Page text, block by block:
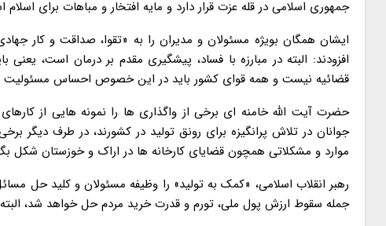
جمهوری اسلامی در قله عزت قرار دارد و مایه افتخار و مباهات برای
ایشان همگان بویژه مسئولان و مدیران را به «تقوا، صداقت و کار
افزودند: البته در مبارزه با فساد، پیشگیری مقدم بر درمان است،
قضائیه نیست و همه قوای کشور باید در این خصوص احساس مسئولیت
حضرت آیت الله خامنه ای برخی از واگذاری ها را نمونه هایی از
جوانان در تلاش پرانگیزه برای رونق تولید در کشورند، در طرف دیگر
موارد و مشکلاتی همچون قضایای کارخانه ها در اراک و خوزستان شکل
رهبر انقلاب اسلامی، «کمک به تولید» را وظیفه مسئولان و کلید حل
جمله سقوط ارزش پول ملی، تورم و قدرت خرید مردم حل خواهد شد، البته